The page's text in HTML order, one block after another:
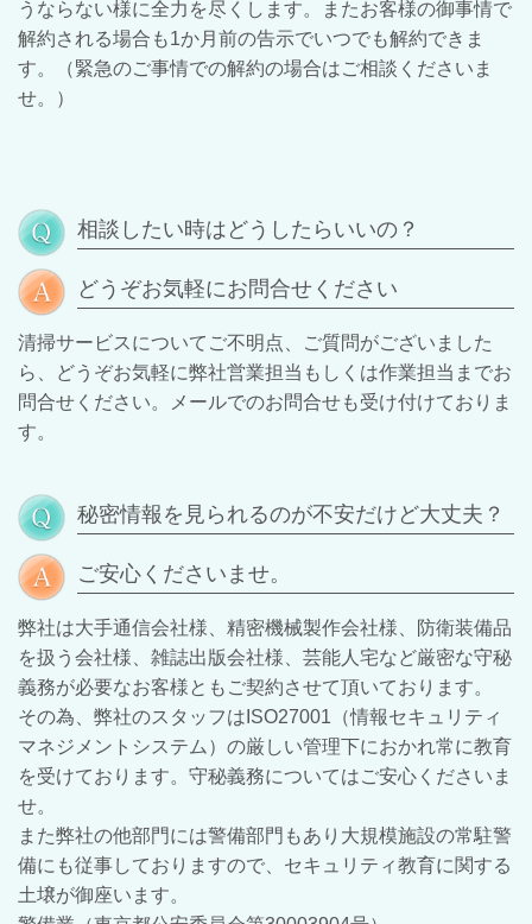
うならない様に全力を尽くします。またお客様の御事情で
解約される場合も1か月前の告示でいつでも解約できま
す。（緊急のご事情での解約の場合はご相談くださいま
せ。）
相談したい時はどうしたらいいの？
どうぞお気軽にお問合せください
清掃サービスについてご不明点、ご質問がございました
ら、どうぞお気軽に弊社営業担当もしくは作業担当までお
問合せください。メールでのお問合せも受け付けておりま
す。
秘密情報を見られるのが不安だけど大丈夫？
ご安心くださいませ。
弊社は大手通信会社様、精密機械製作会社様、防衛装備品
を扱う会社様、雑誌出版会社様、芸能人宅など厳密な守秘
義務が必要なお客様ともご契約させて頂いております。
その為、弊社のスタッフはISO27001（情報セキュリティ
マネジメントシステム）の厳しい管理下におかれ常に教育
を受けております。守秘義務についてはご安心くださいま
せ。
また弊社の他部門には警備部門もあり大規模施設の常駐警
備にも従事しておりますので、セキュリティ教育に関する
土壌が御座います。